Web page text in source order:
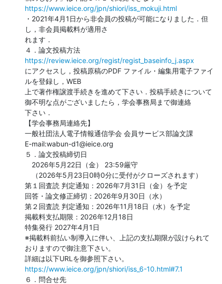
https://www.ieice.org/jpn/shiori/iss_mokuji.html
・2021年4月1日から非会員の投稿が可能になりました．但
し，非会員掲載料が適用さ
れます．
https://review.ieice.org/regist/regist_baseinfo_j.aspx
にアクセスし，投稿原稿のPDF ファイル・編集用電子ファイ
ルを登録し，WEB
上で著作権譲渡手続きを進めて下さい．投稿手続きについて
御不明な点がございましたら，学会事務局まで御連絡
下さい．
【学会事務局連絡先】
一般社団法人電子情報通信学会 会員サービス部論文課
E-mail:wabun-d1@ieice.org
５．論文投稿締切日
2026年5月22日（金） 23:59厳守
（2026年5月23日0時0分に受付がクローズされます）
第１回査読 判定通知：2026年7月31日（金）を予定
回答・論文修正締切：2026年9月30日（水）
第２回査読 判定通知：2026年11月18日（水）を予定
掲載料支払期限：2026年12月18日
特集発行 2027年4月1日
※掲載料前払い制導入に伴い、上記の支払期限が設けられて
おりますので御注意下さい。
https://www.ieice.org/jpn/shiori/iss_6-10.html#7.1
６．問合せ先